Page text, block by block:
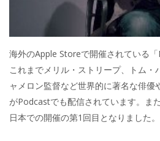
海外のApple Storeで開催されている
これまでメリル・ストリープ、トム・
ャメロン監督など世界的に著名な俳優
がPodcastでも配信されています。ま
日本での開催の第1回目となりました。